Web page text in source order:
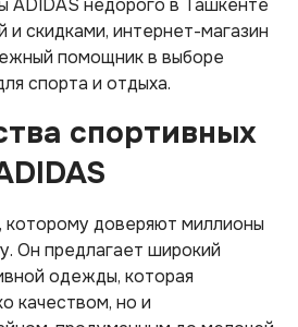
ADIDAS недорого в Ташкенте
и скидками, интернет-магазин
помощник в выборе
спорта и отдыха.
спортивных
которому доверяют миллионы
Он предлагает широкий
одежды, которая
качеством, но и